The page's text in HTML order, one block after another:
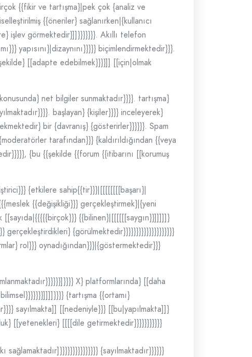
{{fikir ve tartışma}|pek çok {analiz ve
{{öneriler} sağlanırken|{kullanıcı
işlev görmektedir}]]}}}}}}}. Akıllı telefon
yapısını}|dizaynını}}}}} biçimlendirmektedir}}}.
[[adapte edebilmek}}}}]] [[için|olmak
net bilgiler sunmaktadır}}}}. tartışma}
başlayan} {kişiler}}}} inceleyerek}
bir {davranış} {gösterirler}}}}}}. Spam
tarafından}}} {kaldırıldığından {{veya
{bu {{şekilde {{forum {{itibarını [[korumuş
{etkilere sahip{{tir}}}|[[[[[[[[başarı}|
{{değişikliği}}} gerçekleştirmek}|{yeni
[[sayıda|{{{{{birçok}}} {{bilinen}|[[[[[[saygın}}]]]]]}
gerçekleştirdikleri} {görülmektedir}}}}}}}}}}}}}}}}}}}}
rol}}} oynadığından}}}|{göstermektedir}}}
X} platformlarında} [[daha
{tartışma {{ortamı}
sayılmakta]] [[nedeniyle}}} [[bu|yapılmakta]]}
[[yetenekleri} [[[[dile getirmektedir}}}}}}}}}}}
{sayılmaktadır}}}}}}